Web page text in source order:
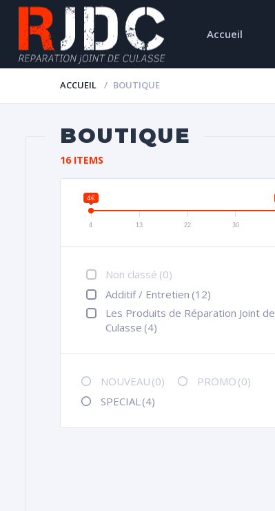
Accueil
ACCUEIL BOUTIQUE
BOUTIQUE
16 ITEMS
4€
4 13 22 30
Non classé (0)
Additif / Entretien (12)
Les Produits de Réparation Joint de
Culasse (4)
NOUVEAU (0) PROMO (0)
SPECIAL (4)